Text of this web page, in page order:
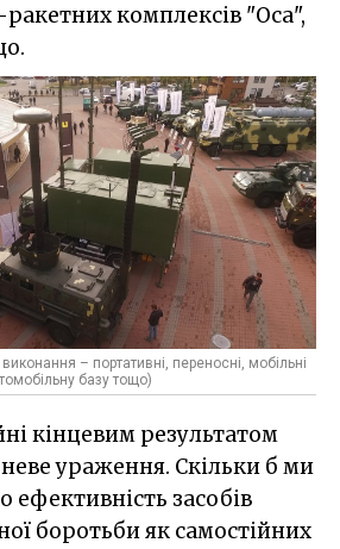
комплексів "Оса",
– портативні, переносні, мобільні
базу тощо)
кінцевим результатом
ураження. Скільки б ми
ефективність засобів
боротьби як самостійних